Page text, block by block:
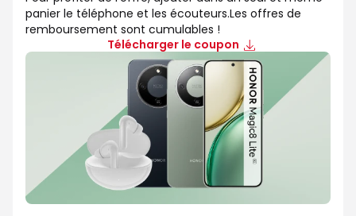
panier le téléphone et les écouteurs.Les offres de
remboursement sont cumulables !
Télécharger le coupon